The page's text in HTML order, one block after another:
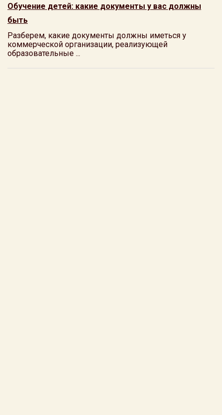
Обучение детей: какие документы у вас должны
быть
Разберем, какие документы должны иметься у
коммерческой организации, реализующей
образовательные ...